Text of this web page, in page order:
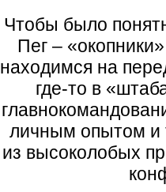
Чтобы было
Пег –
находимся на
где-то в
личным опытом и
из высоколобых